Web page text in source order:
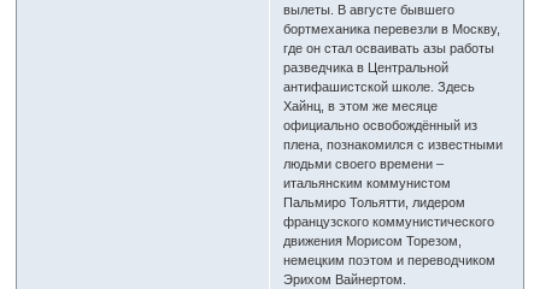
вылеты. В августе бывшего
бортмеханика перевезли в Москву,
где он стал осваивать азы работы
разведчика в Центральной
антифашистской школе. Здесь
Хайнц, в этом же месяце
официально освобождённый из
плена, познакомился с известными
людьми своего времени –
итальянским коммунистом
Пальмиро Тольятти, лидером
французского коммунистического
движения Морисом Торезом,
немецким поэтом и переводчиком
Эрихом Вайнертом.